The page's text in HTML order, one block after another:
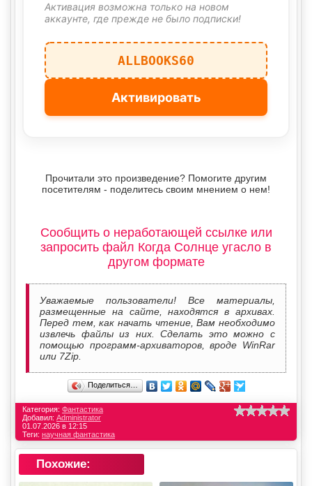
Активация возможна только на новом
аккаунте, где прежде не было подписки!
ALLBOOKS60
Активировать
Прочитали это произведение? Помогите другим
посетителям - поделитесь своим мнением о нем!
Сообщить о неработающей ссылке или
запросить файл Когда Солнце угасло в
другом формате
Уважаемые пользователи! Все материалы,
размещенные на сайте, находятся в архивах.
Перед тем, как начать чтение, Вам необходимо
извлечь файлы из них. Сделать это можно с
помощью программ-архиваторов, вроде WinRar
или 7Zip.
Поделиться…
Категория: Фантастика
Добавил: Administrator
01.07.2026 в 12:15
Теги: научная фантастика
Похожие: